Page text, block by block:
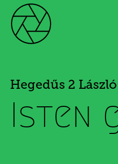
Hegedűs 2 László
Isten